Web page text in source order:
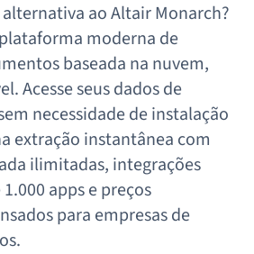
ao Altair Monarch?
moderna de
baseada na nuvem,
Acesse seus dados de
necessidade de instalação
extração instantânea com
ilimitadas, integrações
apps e preços
para empresas de